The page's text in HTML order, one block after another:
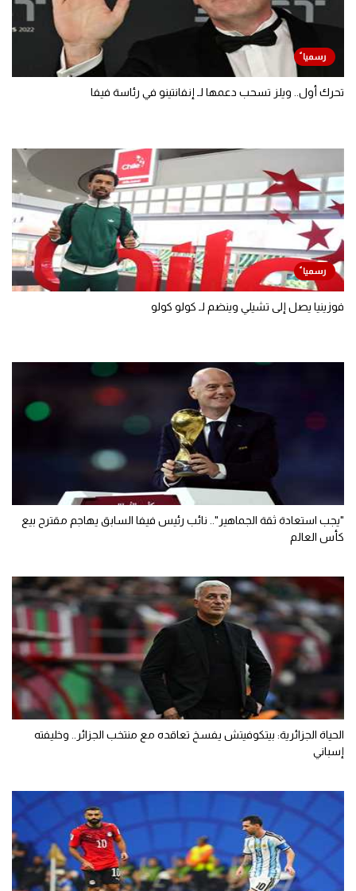
تحرك أول.. ويلز تسحب دعمها لـ إنفانتينو في رئاسة فيفا
فوزينيا يصل إلى تشيلي وينضم لـ كولو كولو
"يجب استعادة ثقة الجماهير".. نائب رئيس فيفا السابق يهاجم مقترح بيع
كأس العالم
الحياة الجزائرية: بيتكوفيتش يفسخ تعاقده مع منتخب الجزائر.. وخليفته
إسباني